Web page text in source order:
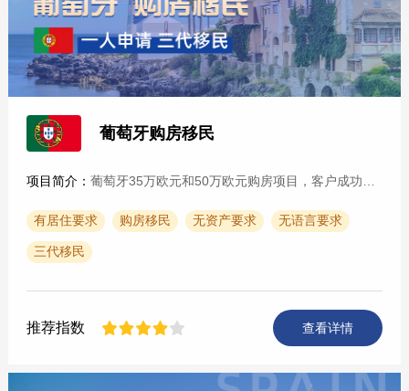
葡萄牙购房移民
项目简介： 葡萄牙35万欧元和50万欧元购房项目，客户成功购买房产以后，可以携带配偶，子女和父母一同办理葡萄牙的居留身份，五年后可申请永居或入籍。 葡萄牙生活环境好，全年300多个···
有居住要求 购房移民 无资产要求 无语言要求
三代移民
推荐指数 查看详情